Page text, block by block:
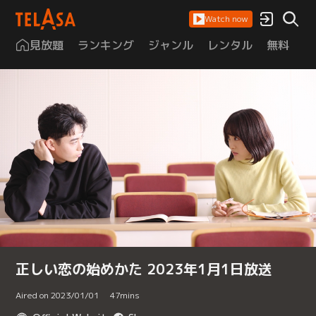
Watch now
見放題 ランキング ジャンル レンタル 無料
正しい恋の始めかた 2023年1月1日放送
Aired on 2023/01/01 47mins